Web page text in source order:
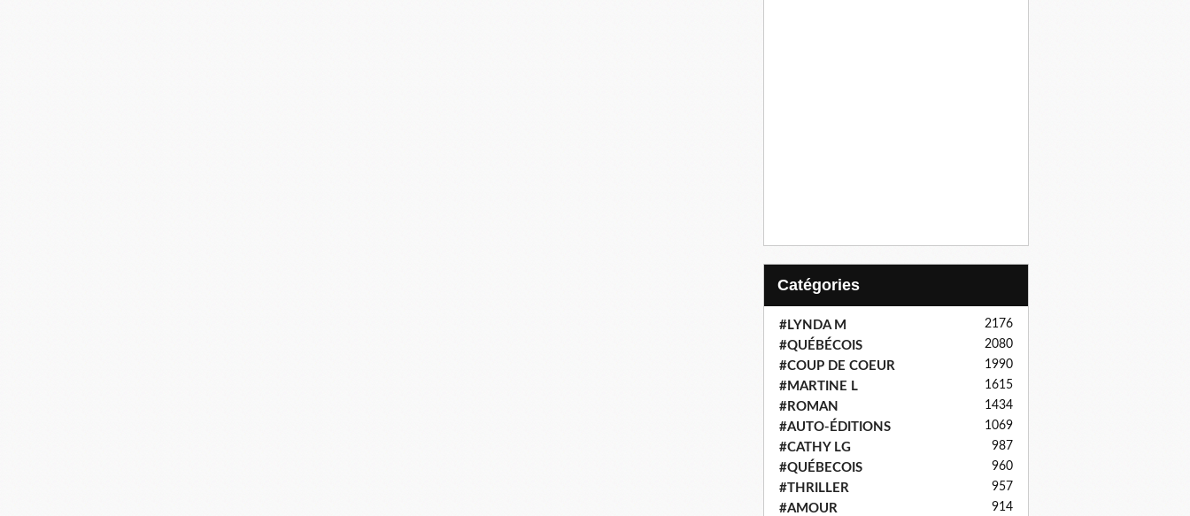
Catégories
#LYNDA M 2176
#QUÉBÉCOIS 2080
#COUP DE COEUR 1990
#MARTINE L 1615
#ROMAN 1434
#AUTO-ÉDITIONS 1069
#CATHY LG 987
#QUÉBECOIS 960
#THRILLER 957
#AMOUR 914